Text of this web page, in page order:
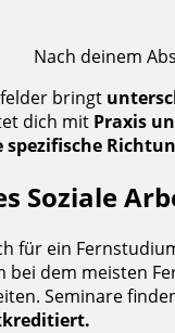
Nach deinem
bringt
dich mit Praxis
Soziale
für ein
bei dem meisten
Seminare